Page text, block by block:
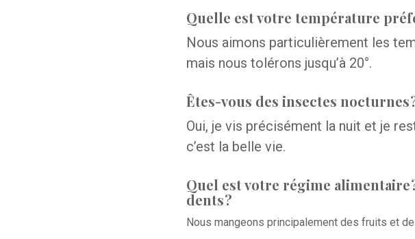
Quelle est votre température
Nous aimons particulièrement les
mais nous tolérons jusqu’à 20°.
Êtes-vous des insectes nocturnes
Oui, je vis précisément la nuit et je
c’est la belle vie.
Quel est votre régime alimentaire
dents ?
Nous mangeons principalement des fruits et